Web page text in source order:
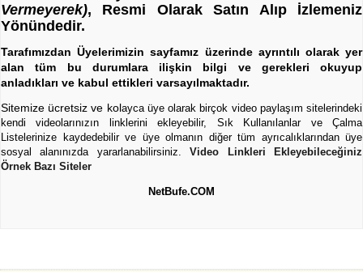
Vermeyerek), Resmi Olarak Satın Alıp İzlemeniz
Yönündedir.
Tarafımızdan Üyelerimizin sayfamız üzerinde ayrıntılı olarak yer
alan tüm bu durumlara ilişkin bilgi ve gerekleri okuyup
anladıkları ve kabul ettikleri varsayılmaktadır.
Sitemize ücretsiz ve kolayca üye olarak birçok video paylaşım sitelerindeki
kendi videolarınızın linklerini ekleyebilir, Sık Kullanılanlar ve Çalma
Listelerinize kaydedebilir ve üye olmanın diğer tüm ayrıcalıklarından üye
sosyal alanınızda yararlanabilirsiniz.Video Linkleri Ekleyebileceğiniz
Örnek Bazı Siteler
NetBufe.COM